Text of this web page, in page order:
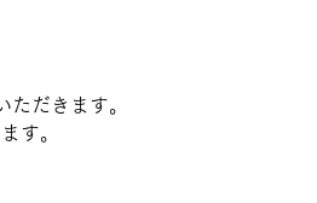
だきます。
す。